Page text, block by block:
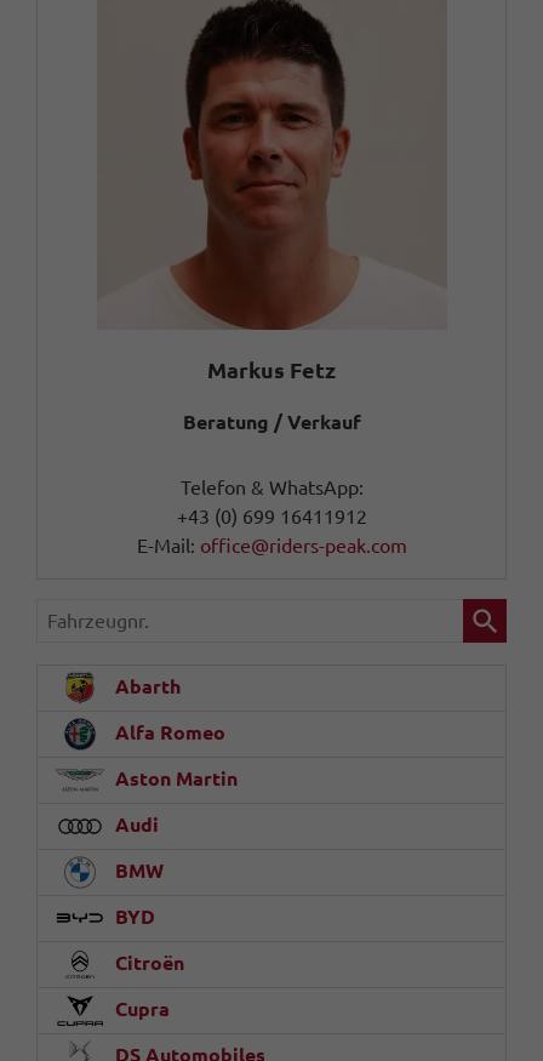
Markus Fetz
Beratung / Verkauf
Telefon & WhatsApp:
+43 (0) 699 16411912
E-Mail: office@riders-peak.com
Fahrzeugnr.
Abarth
Alfa Romeo
Aston Martin
Audi
BMW
BYD
Citroën
Cupra
DS Automobiles